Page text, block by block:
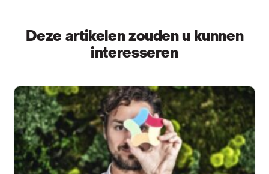
Deze artikelen zouden u kunnen
interesseren